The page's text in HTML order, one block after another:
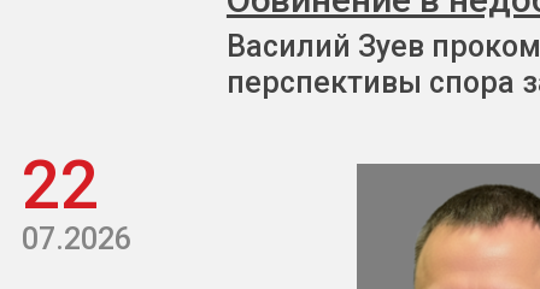
Василий Зуев
перспективы спора
22
07.2026